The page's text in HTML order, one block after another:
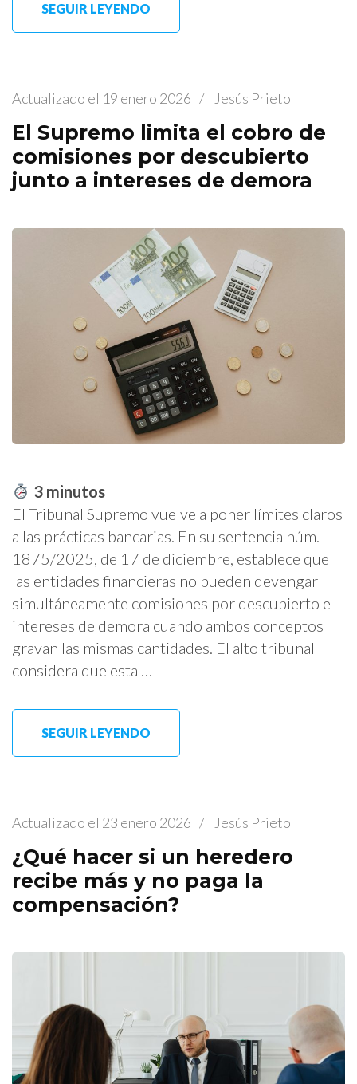
SEGUIR LEYENDO
Actualizado el 19 enero 2026 / Jesús Prieto
El Supremo limita el cobro de
comisiones por descubierto
junto a intereses de demora
3 minutos
El Tribunal Supremo vuelve a poner límites claros
a las prácticas bancarias. En su sentencia núm.
1875/2025, de 17 de diciembre, establece que
las entidades financieras no pueden devengar
simultáneamente comisiones por descubierto e
intereses de demora cuando ambos conceptos
gravan las mismas cantidades. El alto tribunal
considera que esta …
SEGUIR LEYENDO
Actualizado el 23 enero 2026 / Jesús Prieto
¿Qué hacer si un heredero
recibe más y no paga la
compensación?